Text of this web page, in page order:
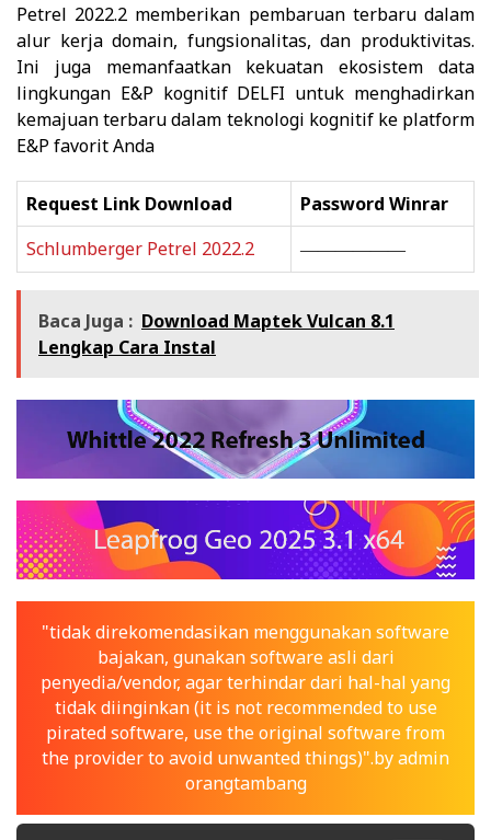
Petrel 2022.2 memberikan pembaruan terbaru dalam
alur kerja domain, fungsionalitas, dan produktivitas.
Ini juga memanfaatkan kekuatan ekosistem data
lingkungan E&P kognitif DELFI untuk menghadirkan
kemajuan terbaru dalam teknologi kognitif ke platform
E&P favorit Anda
Request Link Download
Password Winrar
Schlumberger Petrel 2022.2
——————
Baca Juga : Download Maptek Vulcan 8.1
Lengkap Cara Instal
"tidak direkomendasikan menggunakan software
bajakan, gunakan software asli dari
penyedia/vendor, agar terhindar dari hal-hal yang
tidak diinginkan (it is not recommended to use
pirated software, use the original software from
the provider to avoid unwanted things)".by admin
orangtambang